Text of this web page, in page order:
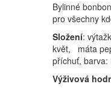
Bylinné
pro všechny
Složení:
květ, máta
příchuť, barva:
Výživová